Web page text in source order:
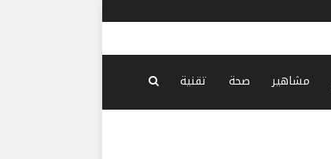
مشاهير صحة تقنية